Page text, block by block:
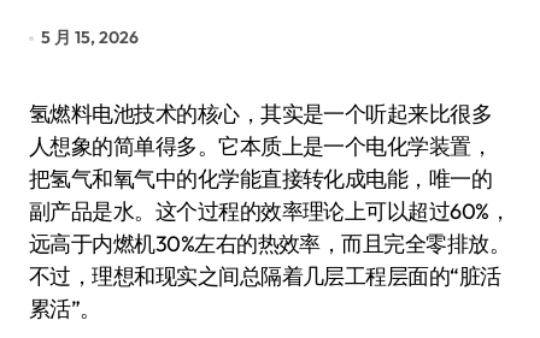
5 月 15, 2026
氢燃料电池技术的核心，其实是一个听起来比很多
人想象的简单得多。它本质上是一个电化学装置，
把氢气和氧气中的化学能直接转化成电能，唯一的
副产品是水。这个过程的效率理论上可以超过60%，
远高于内燃机30%左右的热效率，而且完全零排放。
不过，理想和现实之间总隔着几层工程层面的“脏活
累活”。